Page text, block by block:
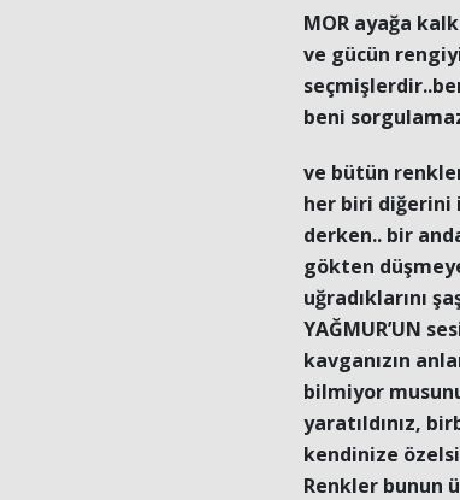
MOR ayağa
ve gücün
beni
ve bütün
her biri diğerini
derken.. bir
gökten
uğradıklarını
YAĞMUR’UN
kavganızın
bilmiyor
yaratıldınız,
kendinize
Renkler bunun